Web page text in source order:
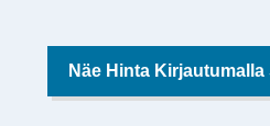
Näe Hinta Kirjautumalla